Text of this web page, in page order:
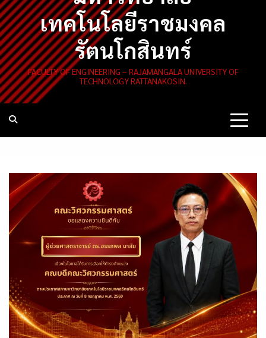
เทคโนโลยีราชมงคล
รัตนโกสินทร์
FACULTY OF ENGINEERING – RAJAMANGALA UNIVERSITY OF
TECHNOLOGY RATTANAKOSIN.